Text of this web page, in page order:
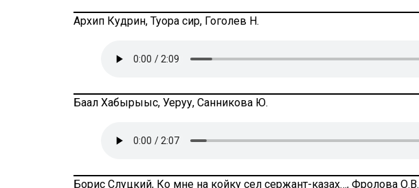
Архип Кудрин, Туора сир, Гоголев Н.
Баал Хабырыыс, Уеруу, Санникова Ю.
Борис Слуцкий, Ко мне на койку сел сержант-казах…, Фролова О.В.